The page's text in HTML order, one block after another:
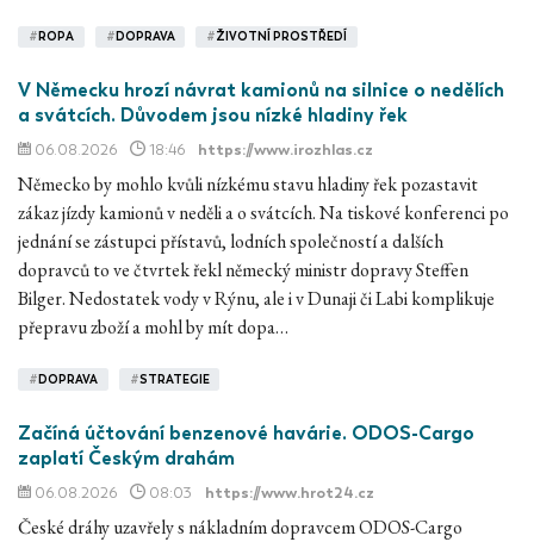
# ROPA # DOPRAVA #ŽIVOTNÍ PROSTŘEDÍ
V Německu hrozí návrat kamionů na silnice o nedělích
a svátcích. Důvodem jsou nízké hladiny řek
06.08.2026 18:46 https://www.irozhlas.cz
Německo by mohlo kvůli nízkému stavu hladiny řek pozastavit
zákaz jízdy kamionů v neděli a o svátcích. Na tiskové konferenci po
jednání se zástupci přístavů, lodních společností a dalších
dopravců to ve čtvrtek řekl německý ministr dopravy Steffen
Bilger. Nedostatek vody v Rýnu, ale i v Dunaji či Labi komplikuje
přepravu zboží a mohl by mít dopa…
# DOPRAVA #STRATEGIE
Začíná účtování benzenové havárie. ODOS-Cargo
zaplatí Českým drahám
06.08.2026 08:03 https://www.hrot24.cz
České dráhy uzavřely s nákladním dopravcem ODOS-Cargo